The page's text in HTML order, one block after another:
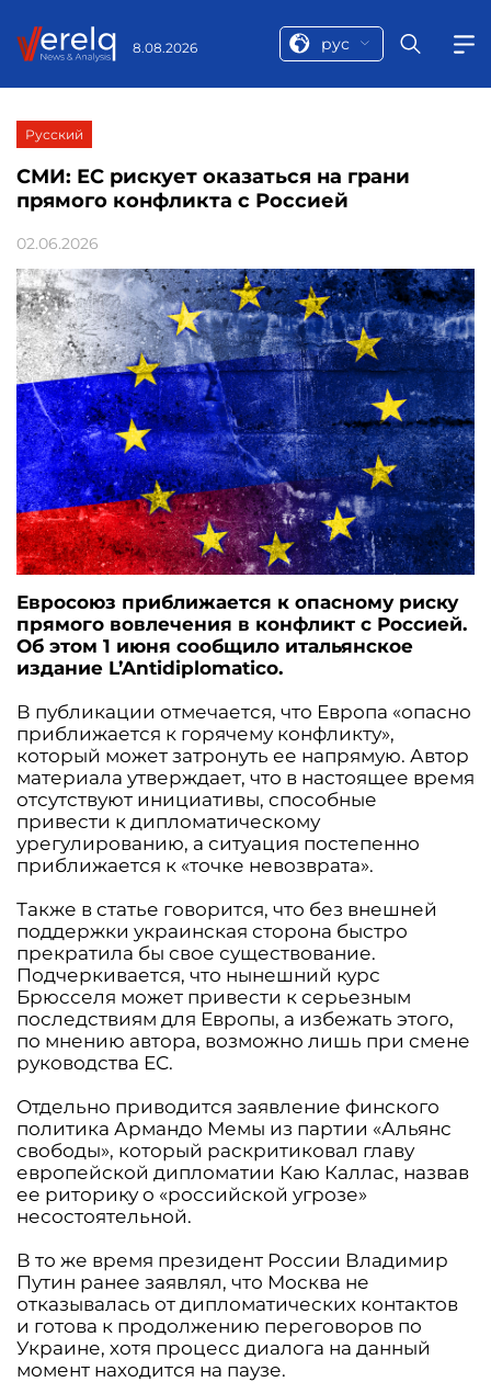
8.08.2026 рус
Русский
СМИ: ЕС рискует оказаться на грани
прямого конфликта с Россией
02.06.2026
Евросоюз приближается к опасному риску
прямого вовлечения в конфликт с Россией.
Об этом 1 июня сообщило итальянское
издание L’Antidiplomatico.
В публикации отмечается, что Европа «опасно
приближается к горячему конфликту»,
который может затронуть ее напрямую. Автор
материала утверждает, что в настоящее время
отсутствуют инициативы, способные
привести к дипломатическому
урегулированию, а ситуация постепенно
приближается к «точке невозврата».
Также в статье говорится, что без внешней
поддержки украинская сторона быстро
прекратила бы свое существование.
Подчеркивается, что нынешний курс
Брюсселя может привести к серьезным
последствиям для Европы, а избежать этого,
по мнению автора, возможно лишь при смене
руководства ЕС.
Отдельно приводится заявление финского
политика Армандо Мемы из партии «Альянс
свободы», который раскритиковал главу
европейской дипломатии Каю Каллас, назвав
ее риторику о «российской угрозе»
несостоятельной.
В то же время президент России Владимир
Путин ранее заявлял, что Москва не
отказывалась от дипломатических контактов
и готова к продолжению переговоров по
Украине, хотя процесс диалога на данный
момент находится на паузе.